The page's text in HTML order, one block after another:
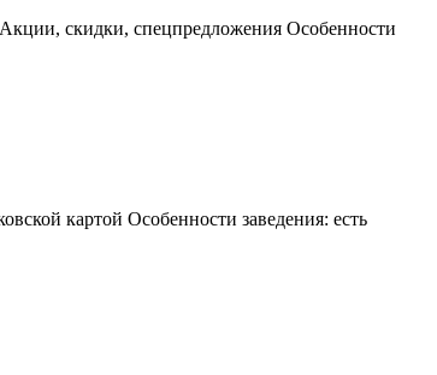
скидки, спецпредложения Особенности
картой Особенности заведения: есть